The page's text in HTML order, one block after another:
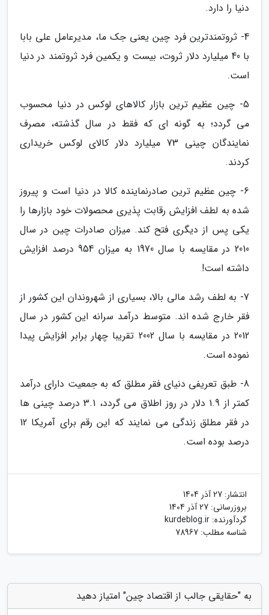
دنیا را دارد.
4- ثروتمندترین فرد چین یعنی جک ما، مدیرعامل علی بابا
با 40 میلیارد دلار ثروت، بیست و یکمین فرد ثروتمند در دنیا
است.
5- چین عظیم ترین بازار کالاهای لوکس در دنیا محسوب
می گردد؛ به گونه ای که فقط در سال گذشته، مصرف
نمایندگان چینی 73 میلیارد دلار کالای لوکس خریداری
کردند.
6- چین عظیم ترین صادرنماینده کالا در دنیا است و پیروز
شده به لطف افزایش رقابت پذیری محصولات خود بازارها را
یکی پس از دیگری فتح کند. میزان صادرات چین در سال
2010 در مقایسه با سال 1970 به میزان 954 درصد افزایش
داشته است!
7- به لطف رشد مالی بالا، بسیاری از شهروندان این کشور از
فقر خارج شده اند. متوسط درآمد سرانه این کشور در سال
2012 در مقایسه با سال 2002 تقریبا چهار برابر افزایش پیدا
نموده است.
8- طبق تعریفی دنیای فقر مطلق که به جمعیت دارای درآمد
کمتر از 1.9 دلار در روز اطلاق می گردد، 3.1 درصد چینی ها
در فقر مطلق زندگی می نمایند که این رقم برای آمریکا 12
درصد بوده است.
انتشار: 27 آذر 1404
بروزرسانی: 27 آذر 1404
گردآورنده: kurdeblog.ir
شناسه مطلب: 78967
به "حقایقی جالب از اقتصاد چین" امتیاز دهید